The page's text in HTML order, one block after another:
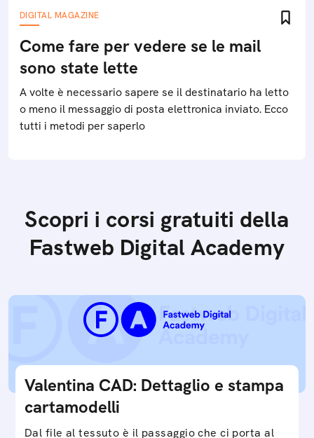
DIGITAL MAGAZINE
Come fare per vedere se le mail
sono state lette
A volte è necessario sapere se il destinatario ha letto
o meno il messaggio di posta elettronica inviato. Ecco
tutti i metodi per saperlo
Scopri i corsi gratuiti della
Fastweb Digital Academy
Valentina CAD: Dettaglio e stampa
cartamodelli
Dal file al tessuto è il passaggio che ci porta al